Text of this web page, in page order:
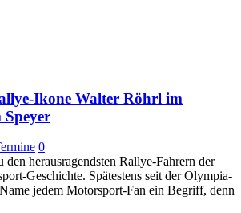
Ikone Walter Röhrl im
Speyer
0
herausragendsten Rallye-Fahrern der
Geschichte. Spätestens seit der Olympia-
jedem Motorsport-Fan ein Begriff, denn